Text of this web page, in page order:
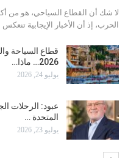
المركزي»، ما يمكن وصفه بـ «العين
الصيف
يوليو 16, 2026
يوليو 15, 2026